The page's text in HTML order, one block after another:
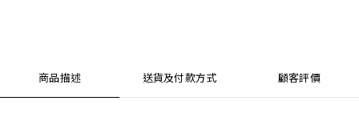
商品描述 送貨及付款方式 顧客評價